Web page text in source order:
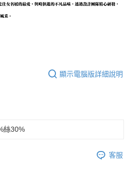
顯示電腦版詳細說明
絲30%
客服